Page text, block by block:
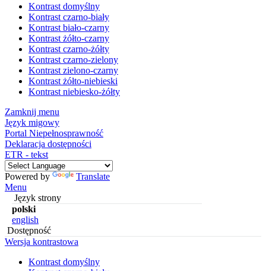
Kontrast domyślny
Kontrast czarno-biały
Kontrast biało-czarny
Kontrast żółto-czarny
Kontrast czarno-żółty
Kontrast czarno-zielony
Kontrast zielono-czarny
Kontrast żółto-niebieski
Kontrast niebiesko-żółty
Zamknij menu
Język migowy
Portal Niepełnosprawność
Deklaracja dostępności
ETR - tekst
Powered by
Translate
Menu
Język strony
polski
english
Dostępność
Wersja kontrastowa
Kontrast domyślny